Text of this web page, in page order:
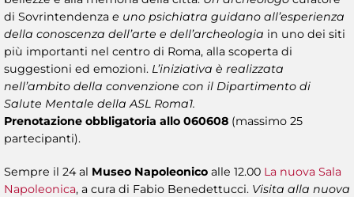
di Sovrintendenza e uno psichiatra guidano all’esperienza
della conoscenza dell’arte e dell’archeologia in uno dei siti
più importanti nel centro di Roma, alla scoperta di
suggestioni ed emozioni. L’iniziativa è realizzata
nell’ambito della convenzione con il Dipartimento di
Salute Mentale della ASL Roma1.
Prenotazione obbligatoria allo 060608 (massimo 25
partecipanti).
Sempre il 24 al Museo Napoleonico alle 12.00 La nuova Sala
Napoleonica, a cura di Fabio Benedettucci. Visita alla nuova